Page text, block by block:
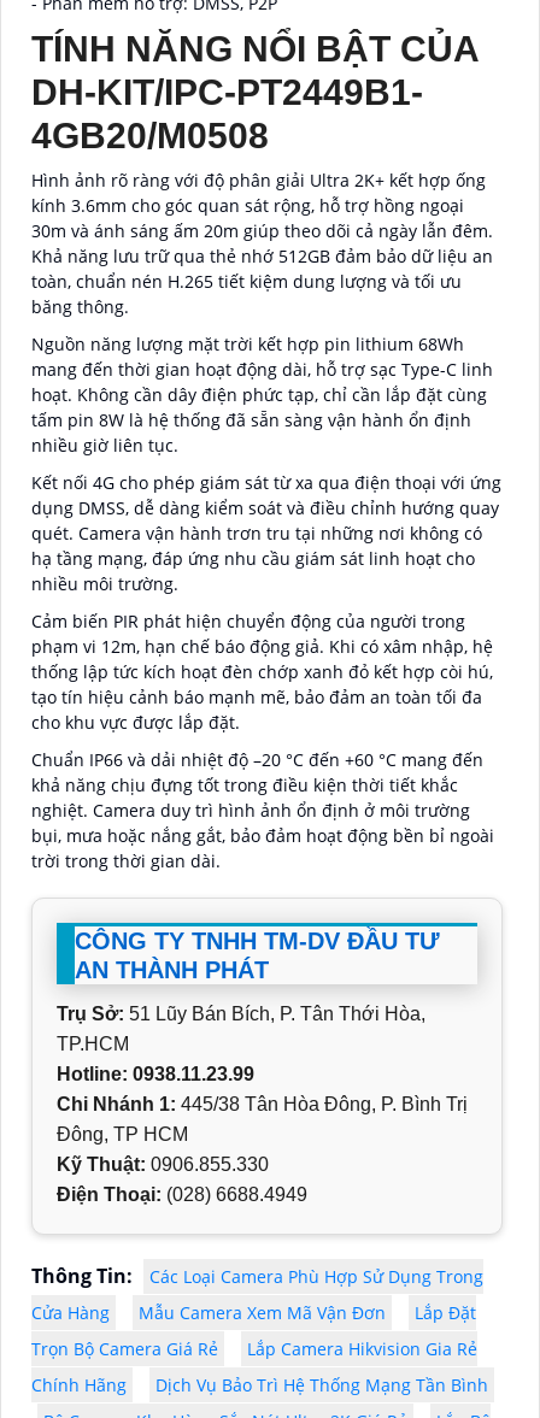
TÍNH NĂNG NỔI BẬT CỦA
DH-KIT/IPC-PT2449B1-
4GB20/M0508
Hình ảnh rõ ràng với độ phân giải Ultra 2K+ kết hợp ống
kính 3.6mm cho góc quan sát rộng, hỗ trợ hồng ngoại
30m và ánh sáng ấm 20m giúp theo dõi cả ngày lẫn đêm.
Khả năng lưu trữ qua thẻ nhớ 512GB đảm bảo dữ liệu an
toàn, chuẩn nén H.265 tiết kiệm dung lượng và tối ưu
băng thông.
Nguồn năng lượng mặt trời kết hợp pin lithium 68Wh
mang đến thời gian hoạt động dài, hỗ trợ sạc Type-C linh
hoạt. Không cần dây điện phức tạp, chỉ cần lắp đặt cùng
tấm pin 8W là hệ thống đã sẵn sàng vận hành ổn định
nhiều giờ liên tục.
Kết nối 4G cho phép giám sát từ xa qua điện thoại với ứng
dụng DMSS, dễ dàng kiểm soát và điều chỉnh hướng quay
quét. Camera vận hành trơn tru tại những nơi không có
hạ tầng mạng, đáp ứng nhu cầu giám sát linh hoạt cho
nhiều môi trường.
Cảm biến PIR phát hiện chuyển động của người trong
phạm vi 12m, hạn chế báo động giả. Khi có xâm nhập, hệ
thống lập tức kích hoạt đèn chớp xanh đỏ kết hợp còi hú,
tạo tín hiệu cảnh báo mạnh mẽ, bảo đảm an toàn tối đa
cho khu vực được lắp đặt.
Chuẩn IP66 và dải nhiệt độ –20 °C đến +60 °C mang đến
khả năng chịu đựng tốt trong điều kiện thời tiết khắc
nghiệt. Camera duy trì hình ảnh ổn định ở môi trường
bụi, mưa hoặc nắng gắt, bảo đảm hoạt động bền bỉ ngoài
trời trong thời gian dài.
CÔNG TY TNHH TM-DV ĐẦU TƯ
AN THÀNH PHÁT
Trụ Sở: 51 Lũy Bán Bích, P. Tân Thới Hòa,
TP.HCM
Hotline: 0938.11.23.99
Chi Nhánh 1: 445/38 Tân Hòa Đông, P. Bình Trị
Đông, TP HCM
Kỹ Thuật: 0906.855.330
Điện Thoại: (028) 6688.4949
Thông Tin:
Các Loại Camera Phù Hợp Sử Dụng Trong
Cửa Hàng
Mẫu Camera Xem Mã Vận Đơn
Lắp Đặt
Trọn Bộ Camera Giá Rẻ
Lắp Camera Hikvision Gia Rẻ
Chính Hãng
Dịch Vụ Bảo Trì Hệ Thống Mạng Tần Bình